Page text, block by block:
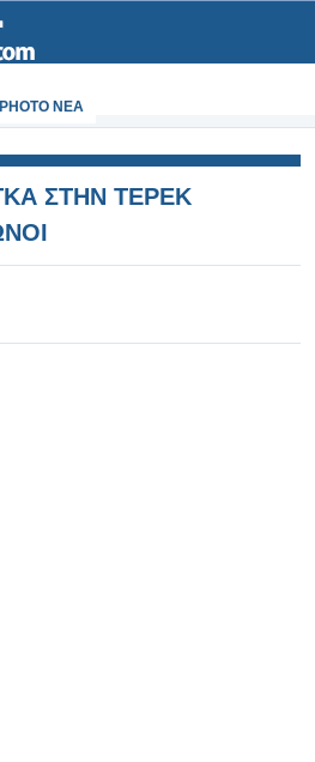
PHOTO NEA
ΣΤΗΝ ΤΕΡΕΚ